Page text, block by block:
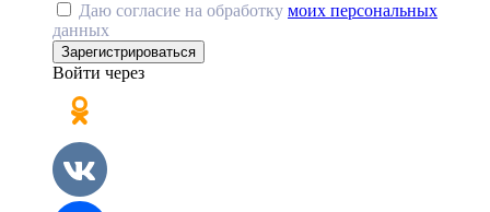
Даю согласие на обработку моих персональных
данных
Зарегистрироваться
Войти через